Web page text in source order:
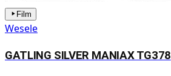
Film
Wesele
GATLING SILVER MANIAX TG378